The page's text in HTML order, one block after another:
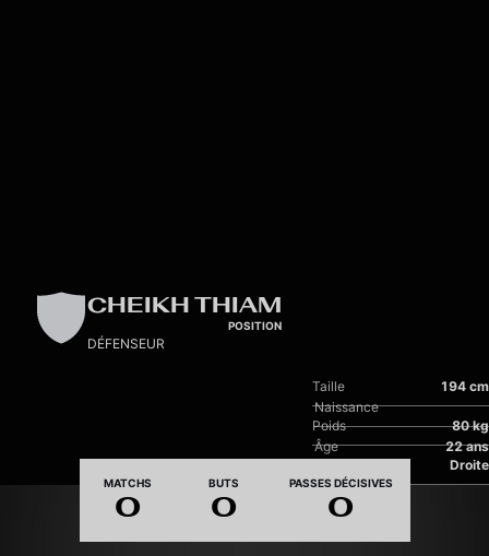
CHEIKH THIAM
POSITION
DÉFENSEUR
Taille 194 cm
Poids 80 kg
Droite
Naissance
Âge 22 ans
MATCHS
0
BUTS
0
PASSES DÉCISIVES
0